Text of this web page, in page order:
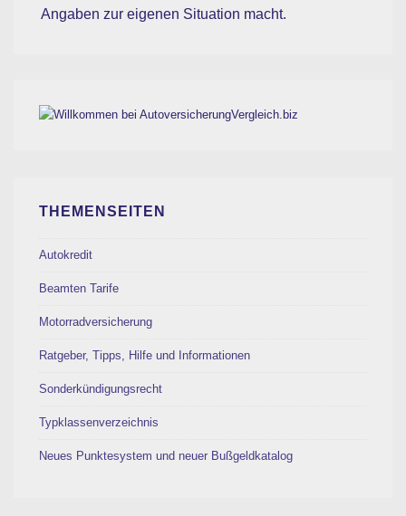
Angaben zur eigenen Situation macht.
THEMENSEITEN
Autokredit
Beamten Tarife
Motorradversicherung
Ratgeber, Tipps, Hilfe und Informationen
Sonderkündigungsrecht
Typklassenverzeichnis
Neues Punktesystem und neuer Bußgeldkatalog